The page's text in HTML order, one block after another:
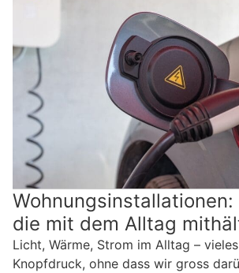
Wohnungsinstallationen:
die mit dem Alltag
Licht, Wärme, Strom im Alltag –
Knopfdruck, ohne dass wir gross